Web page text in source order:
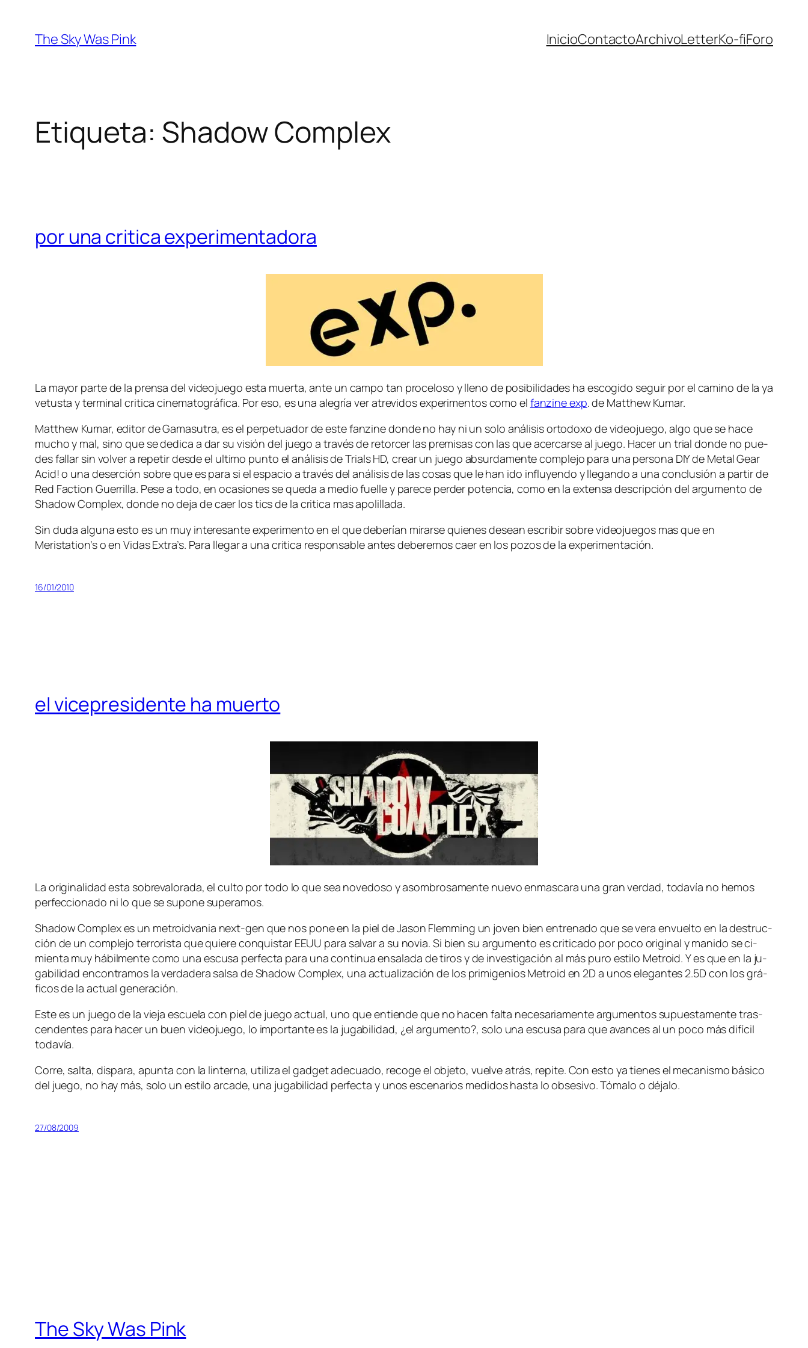
contenido
The Sky Was Pink InicioContactoArchivoLetterKo-fiForo
Etiqueta: Shadow Complex
por una critica experimentadora
La ma­yor par­te de la pren­sa del vi­deo­jue­go es­ta muer­ta, an­te un cam­po tan pro­ce­lo­so y lleno de po­si­bi­li­da­des ha es­co­gi­do se­guir por el ca­mino de la ya
ve­tus­ta y ter­mi­nal cri­ti­ca ci­ne­ma­to­grá­fi­ca. Por eso, es una ale­gría ver atre­vi­dos ex­pe­ri­men­tos co­mo el fan­zi­ne exp. de Matthew Kumar.
Matthew Kumar, edi­tor de Gamasutra, es el per­pe­tua­dor de es­te fan­zi­ne don­de no hay ni un so­lo aná­li­sis or­to­do­xo de vi­deo­jue­go, al­go que se ha­ce
mu­cho y mal, sino que se de­di­ca a dar su vi­sión del jue­go a tra­vés de re­tor­cer las pre­mi­sas con las que acer­car­se al jue­go. Hacer un trial don­de no pue­
des fa­llar sin vol­ver a re­pe­tir des­de el ul­ti­mo pun­to el aná­li­sis de Trials HD, crear un jue­go ab­sur­da­men­te com­ple­jo pa­ra una per­so­na DIY de Metal Gear
Acid! o una de­ser­ción so­bre que es pa­ra si el es­pa­cio a tra­vés del aná­li­sis de las co­sas que le han ido in­flu­yen­do y lle­gan­do a una con­clu­sión a par­tir de
Red Faction Guerrilla. Pese a to­do, en oca­sio­nes se que­da a me­dio fue­lle y pa­re­ce per­der po­ten­cia, co­mo en la ex­ten­sa des­crip­ción del ar­gu­men­to de
Shadow Complex, don­de no de­ja de caer los tics de la cri­ti­ca mas apolillada.
Sin du­da al­gu­na es­to es un muy in­tere­san­te ex­pe­ri­men­to en el que de­be­rían mi­rar­se quie­nes de­sean es­cri­bir so­bre vi­deo­jue­gos mas que en
Meristation’s o en Vidas Extra’s. Para lle­gar a una cri­ti­ca res­pon­sa­ble an­tes de­be­re­mos caer en los po­zos de la experimentación.
16/01/2010
el vicepresidente ha muerto
La ori­gi­na­li­dad es­ta so­bre­va­lo­ra­da, el cul­to por to­do lo que sea no­ve­do­so y asom­bro­sa­men­te nue­vo en­mas­ca­ra una gran ver­dad, to­da­vía no he­mos
per­fec­cio­na­do ni lo que se su­po­ne superamos.
Shadow Complex es un me­troid­va­nia next-gen que nos po­ne en la piel de Jason Flemming un jo­ven bien en­tre­na­do que se ve­ra en­vuel­to en la des­truc­
ción de un com­ple­jo te­rro­ris­ta que quie­re con­quis­tar EEUU pa­ra sal­var a su no­via. Si bien su ar­gu­men­to es cri­ti­ca­do por po­co ori­gi­nal y ma­ni­do se ci­
mien­ta muy há­bil­men­te co­mo una es­cu­sa per­fec­ta pa­ra una con­ti­nua en­sa­la­da de ti­ros y de in­ves­ti­ga­ción al más pu­ro es­ti­lo Metroid. Y es que en la ju­
ga­bi­li­dad en­con­tra­mos la ver­da­de­ra sal­sa de Shadow Complex, una ac­tua­li­za­ción de los pri­mi­ge­nios Metroid en 2D a unos ele­gan­tes 2.5D con los grá­
fi­cos de la ac­tual generación.
Este es un jue­go de la vie­ja es­cue­la con piel de jue­go ac­tual, uno que en­tien­de que no ha­cen fal­ta ne­ce­sa­ria­men­te ar­gu­men­tos su­pues­ta­men­te tras­
cen­den­tes pa­ra ha­cer un buen vi­deo­jue­go, lo im­por­tan­te es la ju­ga­bi­li­dad, ¿el ar­gu­men­to?, so­lo una es­cu­sa pa­ra que avan­ces al un po­co más di­fí­cil
todavía.
Corre, sal­ta, dis­pa­ra, apun­ta con la lin­ter­na, uti­li­za el gad­get ade­cua­do, re­co­ge el ob­je­to, vuel­ve atrás, re­pi­te. Con es­to ya tie­nes el me­ca­nis­mo bá­si­co
del jue­go, no hay más, so­lo un es­ti­lo ar­ca­de, una ju­ga­bi­li­dad per­fec­ta y unos es­ce­na­rios me­di­dos has­ta lo ob­se­si­vo. Tómalo o déjalo.
27/08/2009
The Sky Was Pink